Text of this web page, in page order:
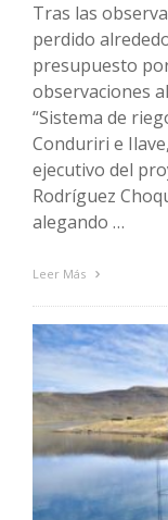
Tras las
perdido
presupuesto
observaciones
“Sistema de
Conduriri e
ejecutivo del
Rodríguez
alegando …
Leer Más